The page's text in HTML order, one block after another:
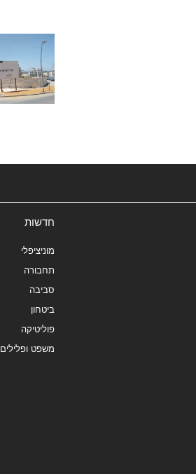
חדשות
מוניציפלי
תחבורה
סביבה
ביטחון
פוליטיקה
משפט ופלילים